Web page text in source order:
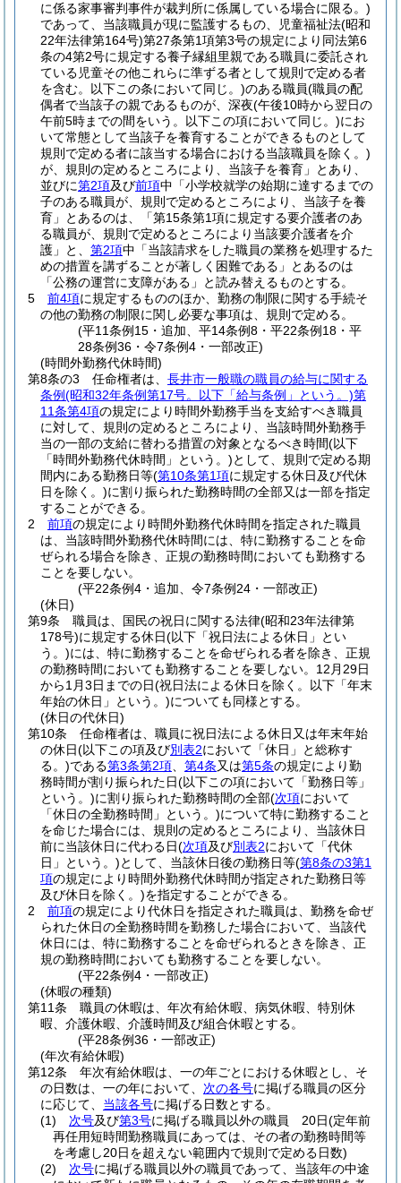
に係る家事審判事件が裁判所に係属している場合に限る。)
であって、当該職員が現に監護するもの、児童福祉法(昭和
22年法律第164号)第27条第1項第3号の規定により同法第6
条の4第2号に規定する養子縁組里親である職員に委託され
ている児童その他これらに準ずる者として規則で定める者
を含む。以下この条において同じ。)のある職員(職員の配
偶者で当該子の親であるものが、深夜(午後10時から翌日の
午前5時までの間をいう。以下この項において同じ。)にお
いて常態として当該子を養育することができるものとして
規則で定める者に該当する場合における当該職員を除く。)
が、規則の定めるところにより、当該子を養育」とあり、
並びに第2項及び前項中「小学校就学の始期に達するまでの
子のある職員が、規則で定めるところにより、当該子を養
育」とあるのは、「第15条第1項に規定する要介護者のあ
る職員が、規則で定めるところにより当該要介護者を介
護」と、 第2項中「当該請求をした職員の業務を処理するた
めの措置を講ずることが著しく困難である」とあるのは
「公務の運営に支障がある」と読み替えるものとする。
5
前4項に規定するもののほか、勤務の制限に関する手続そ
の他の勤務の制限に関し必要な事項は、規則で定める。
(平11条例15・追加、平14条例8・平22条例18・平
28条例36・令7条例4・一部改正)
(時間外勤務代休時間)
第8条の3
任命権者は、 長井市一般職の職員の給与に関する
条例(昭和32年条例第17号。以下「給与条例」という。)第
11条第4項の規定により時間外勤務手当を支給すべき職員
に対して、規則の定めるところにより、当該時間外勤務手
当の一部の支給に替わる措置の対象となるべき時間(以下
「時間外勤務代休時間」という。)として、規則で定める期
間内にある勤務日等(第10条第1項に規定する休日及び代休
日を除く。)に割り振られた勤務時間の全部又は一部を指定
することができる。
2
前項の規定により時間外勤務代休時間を指定された職員
は、当該時間外勤務代休時間には、特に勤務することを命
ぜられる場合を除き、正規の勤務時間においても勤務する
ことを要しない。
(平22条例4・追加、令7条例24・一部改正)
(休日)
第9条
職員は、国民の祝日に関する法律(昭和23年法律第
178号)に規定する休日(以下「祝日法による休日」とい
う。)には、特に勤務することを命ぜられる者を除き、正規
の勤務時間においても勤務することを要しない。 12月29日
から1月3日までの日(祝日法による休日を除く。以下「年末
年始の休日」という。)についても同様とする。
(休日の代休日)
第10条
任命権者は、職員に祝日法による休日又は年末年始
の休日(以下この項及び別表2において「休日」と総称す
る。)である第3条第2項 第4条又は第5条の規定により勤
務時間が割り振られた日(以下この項において「勤務日等」
という。)に割り振られた勤務時間の全部(次項において
「休日の全勤務時間」という。)について特に勤務すること
を命じた場合には、規則の定めるところにより、当該休日
前に当該休日に代わる日(次項及び別表2において「代休
日」という。)として、当該休日後の勤務日等(第8条の3第1
項の規定により時間外勤務代休時間が指定された勤務日等
及び休日を除く。)を指定することができる。
2
前項の規定により代休日を指定された職員は、勤務を命ぜ
られた休日の全勤務時間を勤務した場合において、当該代
休日には、特に勤務することを命ぜられるときを除き、正
規の勤務時間においても勤務することを要しない。
(平22条例4・一部改正)
(休暇の種類)
第11条
職員の休暇は、年次有給休暇、病気休暇、特別休
暇、介護休暇、介護時間及び組合休暇とする。
(平28条例36・一部改正)
(年次有給休暇)
第12条
年次有給休暇は、一の年ごとにおける休暇とし、そ
の日数は、一の年において、 次の各号に掲げる職員の区分
に応じて、 当該各号に掲げる日数とする。
(1)
次号及び第3号に掲げる職員以外の職員 20日(定年前
再任用短時間勤務職員にあっては、その者の勤務時間等
を考慮し20日を超えない範囲内で規則で定める日数)
(2)
次号に掲げる職員以外の職員であって、当該年の中途